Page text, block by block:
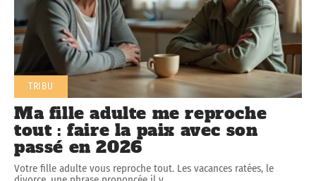
TRIBU
Ma fille adulte me reproche
tout : faire la paix avec son
passé en 2026
Votre fille adulte vous reproche tout. Les vacances ratées, le